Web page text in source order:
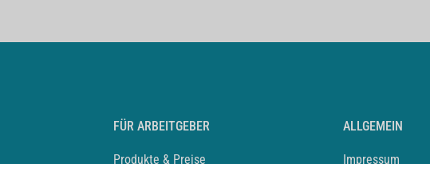
FÜR ARBEITGEBER
Produkte & Preise
ALLGEMEIN
Impressum